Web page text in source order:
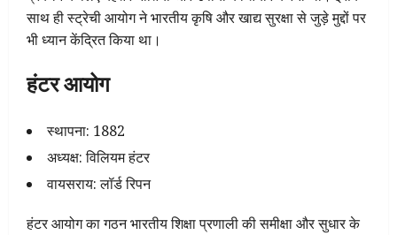
साथ ही स्ट्रेची आयोग ने भारतीय कृषि और खाद्य सुरक्षा से जुड़े मुद्दों पर
भी ध्यान केंद्रित किया था।
हंटर आयोग
स्थापना: 1882
अध्यक्ष: विलियम हंटर
वायसराय: लॉर्ड रिपन
हंटर आयोग का गठन भारतीय शिक्षा प्रणाली की समीक्षा और सुधार के